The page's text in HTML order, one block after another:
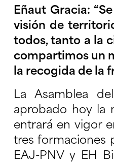
Eñaut Gracia:
visión de
todos, tanto a la
compartimos un
la recogida de la
La Asamblea
aprobado hoy la
entrará en vigor
tres formaciones
EAJ-PNV y EH